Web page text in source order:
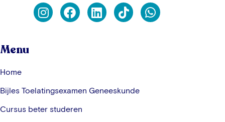
Menu
Home
Bijles Toelatingsexamen Geneeskunde
Cursus beter studeren